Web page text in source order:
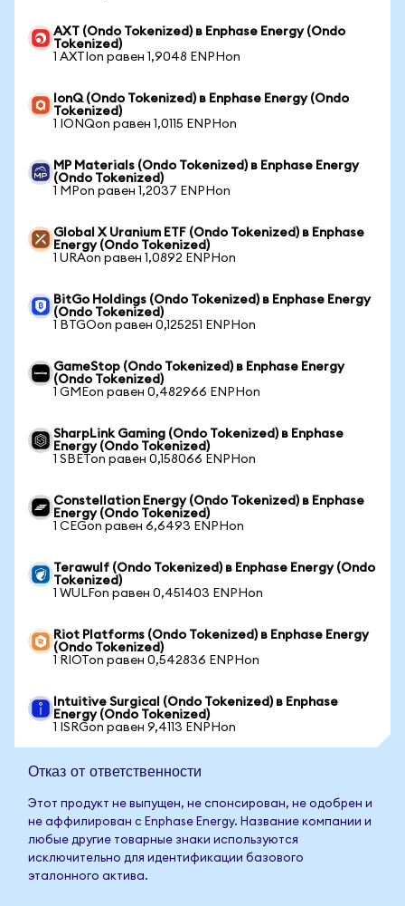
AXT (Ondo Tokenized) в Enphase Energy (Ondo
Tokenized)
1 AXTIon равен 1,9048 ENPHon
IonQ (Ondo Tokenized) в Enphase Energy (Ondo
Tokenized)
1 IONQon равен 1,0115 ENPHon
MP Materials (Ondo Tokenized) в Enphase Energy
(Ondo Tokenized)
1 MPon равен 1,2037 ENPHon
Global X Uranium ETF (Ondo Tokenized) в Enphase
Energy (Ondo Tokenized)
1 URAon равен 1,0892 ENPHon
BitGo Holdings (Ondo Tokenized) в Enphase Energy
(Ondo Tokenized)
1 BTGOon равен 0,125251 ENPHon
GameStop (Ondo Tokenized) в Enphase Energy
(Ondo Tokenized)
1 GMEon равен 0,482966 ENPHon
SharpLink Gaming (Ondo Tokenized) в Enphase
Energy (Ondo Tokenized)
1 SBETon равен 0,158066 ENPHon
Constellation Energy (Ondo Tokenized) в Enphase
Energy (Ondo Tokenized)
1 CEGon равен 6,6493 ENPHon
Terawulf (Ondo Tokenized) в Enphase Energy (Ondo
Tokenized)
1 WULFon равен 0,451403 ENPHon
Riot Platforms (Ondo Tokenized) в Enphase Energy
(Ondo Tokenized)
1 RIOTon равен 0,542836 ENPHon
Intuitive Surgical (Ondo Tokenized) в Enphase
Energy (Ondo Tokenized)
1 ISRGon равен 9,4113 ENPHon
Отказ от ответственности
Этот продукт не выпущен, не спонсирован, не одобрен и
не аффилирован с Enphase Energy. Название компании и
любые другие товарные знаки используются
исключительно для идентификации базового
эталонного актива.